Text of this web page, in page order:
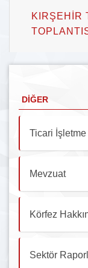
KIRŞEHİR
DIĞER
Ticari İşletme
Mevzuat
Körfez
Sektör